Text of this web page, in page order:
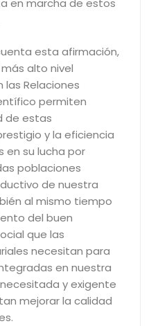
en marcha de estos
esta afirmación,
alto nivel
las Relaciones
permiten
de estas
y la eficiencia
en su lucha por
poblaciones
de nuestra
al mismo tiempo
del buen
que las
necesitan para
en nuestra
y exigente
mejorar la calidad